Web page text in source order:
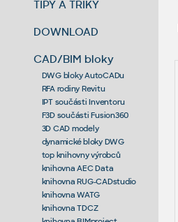
TIPY A TRIKY
DOWNLOAD
CAD/BIM bloky
DWG bloky AutoCADu
RFA rodiny Revitu
IPT součásti Inventoru
F3D součásti Fusion360
3D CAD modely
dynamické bloky DWG
top knihovny výrobců
knihovna AEC Data
knihovna RUG-CADstudio
knihovna WATG
knihovna TDCZ